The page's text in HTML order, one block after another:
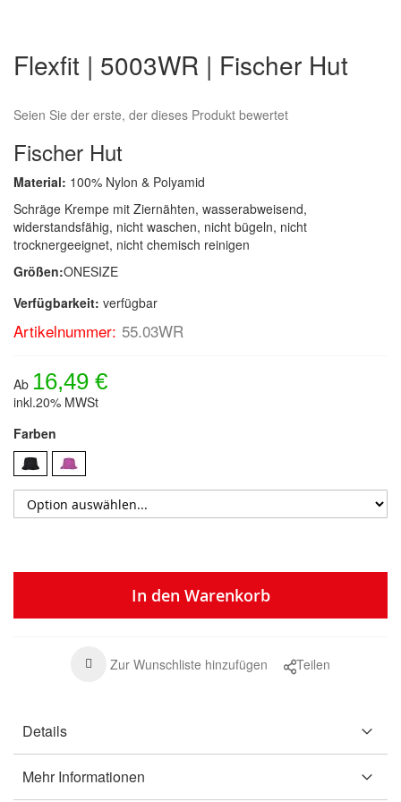
der
Bildergalerie
Flexfit | 5003WR | Fischer Hut
Seien Sie der erste, der dieses Produkt bewertet
Fischer Hut
Material: 100% Nylon & Polyamid
Schräge Krempe mit Ziernähten, wasserabweisend,
widerstandsfähig, nicht waschen, nicht bügeln, nicht
trocknergeeignet, nicht chemisch reinigen
Größen:ONESIZE
Verfügbarkeit: verfügbar
Artikelnummer: 55.03WR
Ab 16,49 €
inkl.20% MWSt
Farben
In den Warenkorb
Zur Wunschliste hinzufügen Teilen
Details
Mehr Informationen